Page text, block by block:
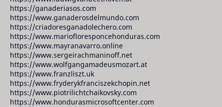
https://ganaderiasos.com
https://www.ganaderosdelmundo.com
https://criadoresganadolechero.com
https://www.mariofloresponcehonduras.com
https://www.mayranavarro.online
https://www.sergeirachmaninoff.net
https://www.wolfgangamadeusmozart.at
https://www.franzliszt.uk
https://www.fryderykfranciszekchopin.net
https://www.piotrilichtchaikovsky.com
https://www.hondurasmicrosoftcenter.com